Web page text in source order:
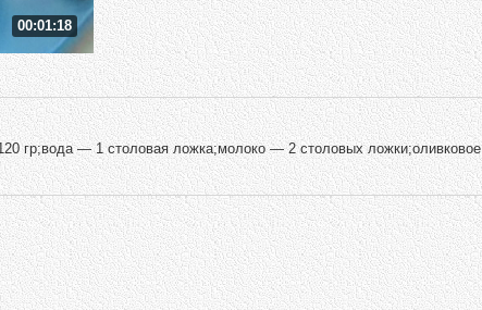
00:01:18
гр;вода — 1 столовая ложка;молоко — 2 столовых ложки;оливковое